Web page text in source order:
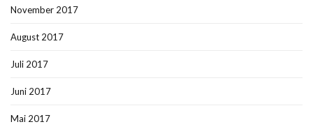
November 2017
August 2017
Juli 2017
Juni 2017
Mai 2017